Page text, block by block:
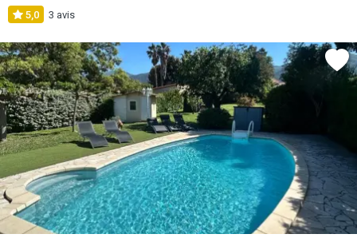
5,0 3 avis